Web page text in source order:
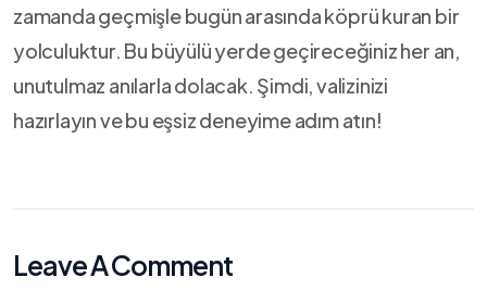
zamanda geçmişle bugün⁣ arasında ‍köprü kuran bir
yolculuktur. Bu büyülü yerde geçireceğiniz ‍her an,
unutulmaz anılarla dolacak. Şimdi, valizinizi
hazırlayın ve ‌bu eşsiz deneyime adım atın!
Leave A Comment